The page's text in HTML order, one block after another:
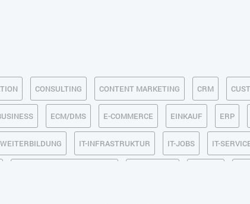
CONSULTING CONTENT MARKETING CRM
ECM/DMS E-COMMERCE EINKAUF ERP
IT-INFRASTRUKTUR IT-JOBS IT-